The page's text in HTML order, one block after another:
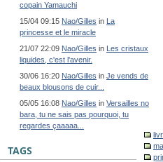
copain Yamauchi
15/04 09:15 Nao/Gilles in La
princesse et le miracle
21/07 22:09 Nao/Gilles in Les cristaux
liquides, c'est l'avenir.
30/06 16:20 Nao/Gilles in Je vends de
beaux blousons de cuir...
05/05 16:08 Nao/Gilles in Versailles no
bara, tu ne sais pas pourquoi, tu
regardes çaaaaa...
TAGS